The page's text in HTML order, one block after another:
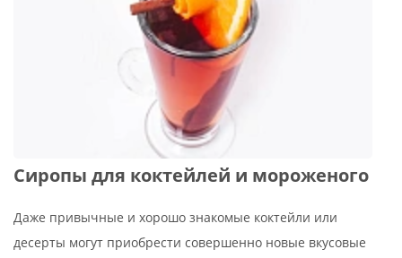
Сиропы для коктейлей и мороженого
Даже привычные и хорошо знакомые коктейли или
десерты могут приобрести совершенно новые вкусовые